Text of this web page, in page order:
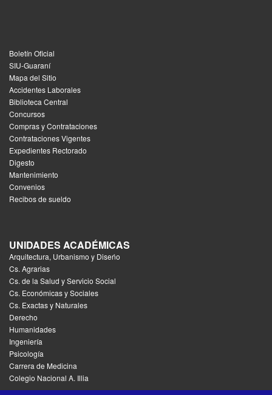
Boletín Oficial
SIU-Guaraní
Mapa del Sitio
Accidentes Laborales
Biblioteca Central
Concursos
Compras y Contrataciones
Contrataciones Vigentes
Expedientes Rectorado
Digesto
Mantenimiento
Convenios
Recibos de sueldo
UNIDADES ACADÉMICAS
Arquitectura, Urbanismo y Diseńo
Cs. Agrarias
Cs. de la Salud y Servicio Social
Cs. Económicas y Sociales
Cs. Exactas y Naturales
Derecho
Humanidades
Ingeniería
Psicología
Carrera de Medicina
Colegio Nacional A. Illia